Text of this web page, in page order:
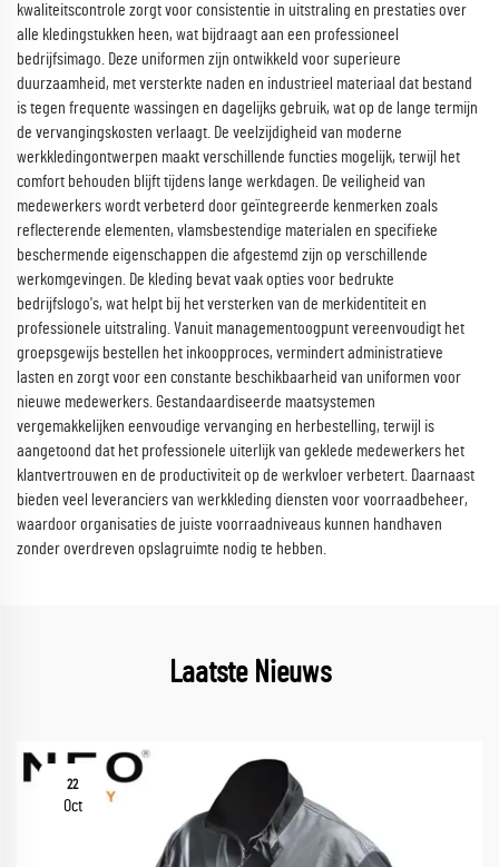
kwaliteitscontrole zorgt voor consistentie in uitstraling en prestaties over
alle kledingstukken heen, wat bijdraagt aan een professioneel
bedrijfsimago. Deze uniformen zijn ontwikkeld voor superieure
duurzaamheid, met versterkte naden en industrieel materiaal dat bestand
is tegen frequente wassingen en dagelijks gebruik, wat op de lange termijn
de vervangingskosten verlaagt. De veelzijdigheid van moderne
werkkledingontwerpen maakt verschillende functies mogelijk, terwijl het
comfort behouden blijft tijdens lange werkdagen. De veiligheid van
medewerkers wordt verbeterd door geïntegreerde kenmerken zoals
reflecterende elementen, vlamsbestendige materialen en specifieke
beschermende eigenschappen die afgestemd zijn op verschillende
werkomgevingen. De kleding bevat vaak opties voor bedrukte
bedrijfslogo's, wat helpt bij het versterken van de merkidentiteit en
professionele uitstraling. Vanuit managementoogpunt vereenvoudigt het
groepsgewijs bestellen het inkoopproces, vermindert administratieve
lasten en zorgt voor een constante beschikbaarheid van uniformen voor
nieuwe medewerkers. Gestandaardiseerde maatsystemen
vergemakkelijken eenvoudige vervanging en herbestelling, terwijl is
aangetoond dat het professionele uiterlijk van geklede medewerkers het
klantvertrouwen en de productiviteit op de werkvloer verbetert. Daarnaast
bieden veel leveranciers van werkkleding diensten voor voorraadbeheer,
waardoor organisaties de juiste voorraadniveaus kunnen handhaven
zonder overdreven opslagruimte nodig te hebben.
Laatste Nieuws
22
Oct